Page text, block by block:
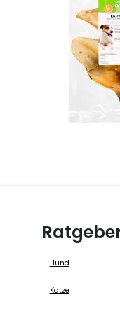
Hund
Katze